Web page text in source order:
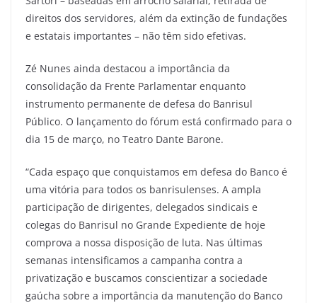
direitos dos servidores, além da extinção de fundações
e estatais importantes – não têm sido efetivas.
Zé Nunes ainda destacou a importância da
consolidação da Frente Parlamentar enquanto
instrumento permanente de defesa do Banrisul
Público. O lançamento do fórum está confirmado para o
dia 15 de março, no Teatro Dante Barone.
“Cada espaço que conquistamos em defesa do Banco é
uma vitória para todos os banrisulenses. A ampla
participação de dirigentes, delegados sindicais e
colegas do Banrisul no Grande Expediente de hoje
comprova a nossa disposição de luta. Nas últimas
semanas intensificamos a campanha contra a
privatização e buscamos conscientizar a sociedade
gaúcha sobre a importância da manutenção do Banco